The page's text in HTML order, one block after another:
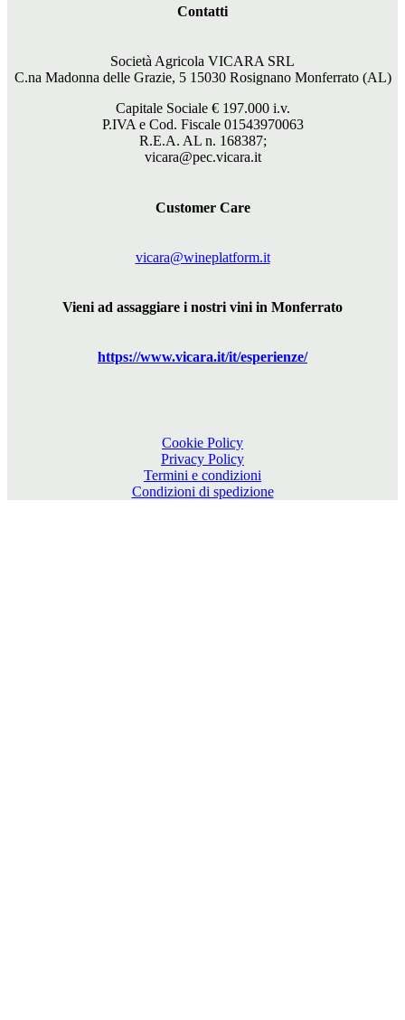
Contatti
Società Agricola VICARA SRL
C.na Madonna delle Grazie, 5 15030 Rosignano Monferrato (AL)
Capitale Sociale € 197.000i.v.
P.IVA e Cod. Fiscale 01543970063
R.E.A. AL n. 168387;
vicara@pec.vicara.it
Customer Care
vicara@wineplatform.it
Vieni ad assaggiare i nostri vini in Monferrato
https://www.vicara.it/it/esperienze/
Cookie Policy
Privacy Policy
Termini e condizioni
Condizioni di spedizione